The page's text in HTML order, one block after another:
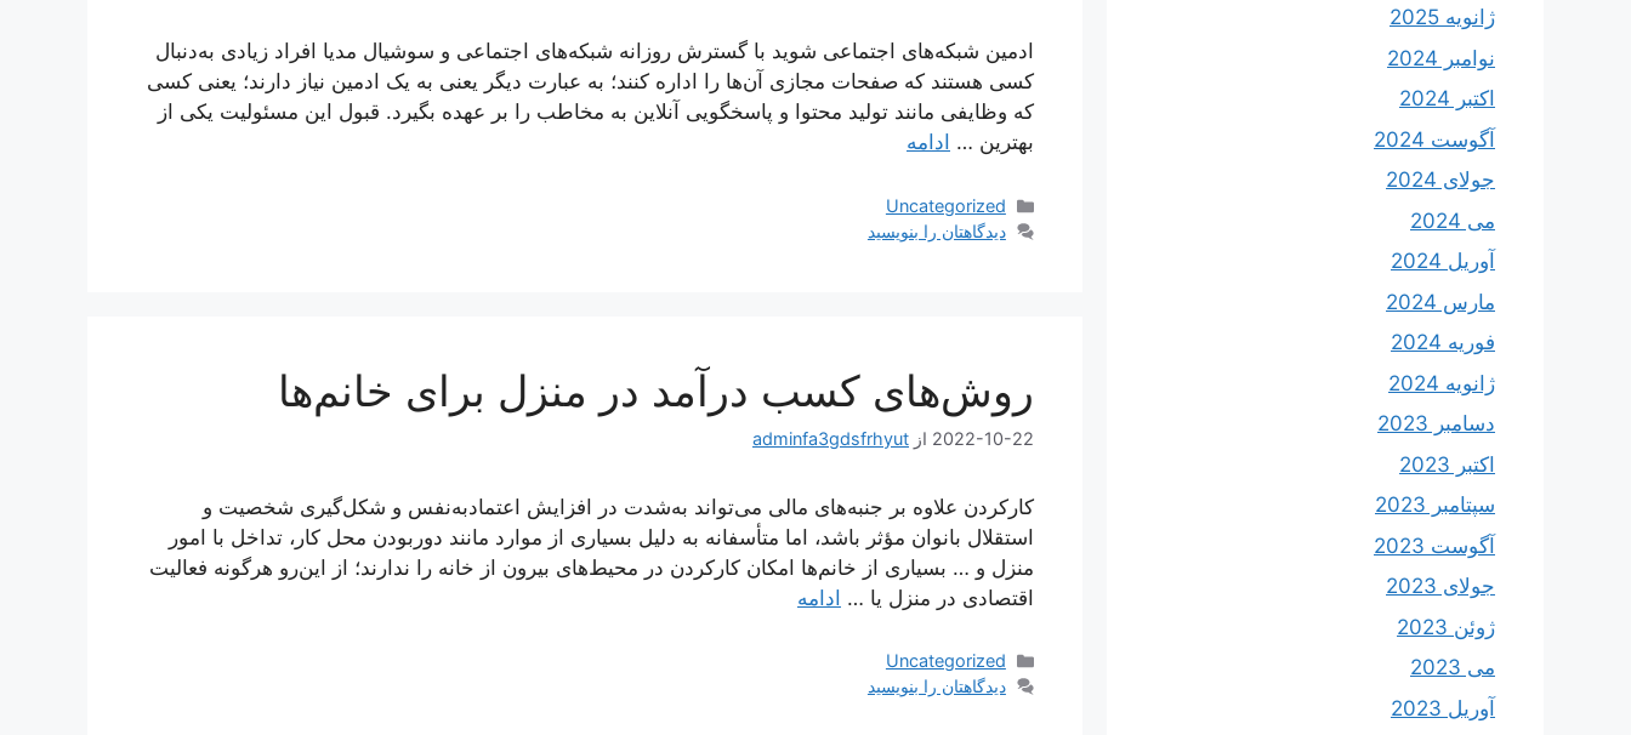
ادمین شبکه‌های اجتماعی شوید با گسترش روزانه شبکه‌های اجتماعی و سوشیال مدیا افراد زیادی به‌دنبال
کسی هستند که صفحات مجازی آن‌ها را اداره کنند؛ به عبارت دیگر یعنی به یک ادمین نیاز دارند؛ یعنی کسی
که وظایفی مانند تولید محتوا و پاسخگویی آنلاین به مخاطب را بر عهده بگیرد. قبول این مسئولیت یکی از
بهترین … ادامه
دسته‌ها
Uncategorized
دیدگاهتان را بنویسید
روش‌های کسب درآمد در منزل برای خانم‌ها
2022-10-22 از adminfa3gdsfrhyut
کارکردن علاوه‌ بر جنبه‌های مالی می‌تواند به‌شدت در افزایش اعتمادبه‌نفس و شکل‌گیری شخصیت و
استقلال بانوان مؤثر باشد، اما متأسفانه به دلیل بسیاری از موارد مانند دوربودن محل کار، تداخل با امور
منزل و … بسیاری از خانم‌ها امکان کارکردن در محیط‌های بیرون از خانه را ندارند؛ از این‌رو هرگونه فعالیت
اقتصادی در منزل یا … ادامه
دسته‌ها
Uncategorized
دیدگاهتان را بنویسید
ژانویه 2025
نوامبر 2024
اکتبر 2024
آگوست 2024
جولای 2024
می 2024
آوریل 2024
مارس 2024
فوریه 2024
ژانویه 2024
دسامبر 2023
اکتبر 2023
سپتامبر 2023
آگوست 2023
جولای 2023
ژوئن 2023
می 2023
آوریل 2023